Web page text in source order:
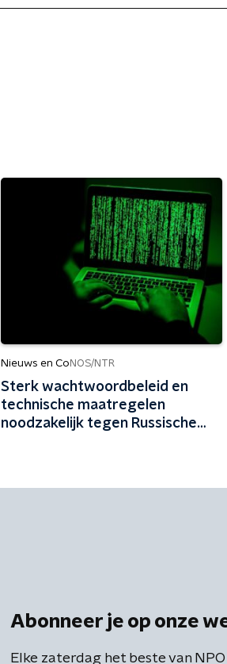
Nieuws en Co NOS/NTR
Sterk wachtwoordbeleid en
technische maatregelen
noodzakelijk tegen Russische
Abonneer je op onze
Elke zaterdag het beste van NPO